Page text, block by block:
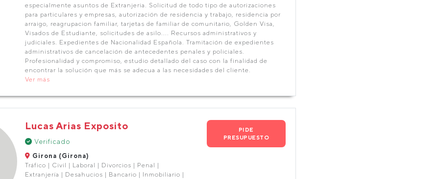
especialmente asuntos de Extranjeria. Solicitud de todo tipo de autorizaciones
para particulares y empresas, autorización de residencia y trabajo, residencia por
arraigo, reagrupacion familiar, tarjetas de familiar de comunitario, Golden Visa,
Visados de Estudiante, solicitudes de asilo.... Recursos administrativos y
judiciales. Expedientes de Nacionalidad Española. Tramitación de expedientes
administrativos de cancelación de antecedentes penales y policiales.
Profesionalidad y compromiso, estudio detallado del caso con la finalidad de
encontrar la solución que más se adecua a las necesidades del cliente.
Ver más
Lucas Arias Exposito
Verificado
Girona (Girona)
Tráfico | Civil | Laboral | Divorcios | Penal |
Extranjería | Desahucios | Bancario | Inmobiliario |
PIDE
PRESUPUESTO